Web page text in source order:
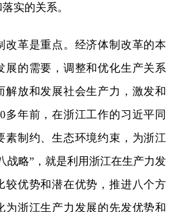
实的关系。
革是重点。经济体制改革的本
展的需要，调整和优化生产关系
解放和发展社会生产力，激发和
多年前，在浙江工作的习近平同
素制约、生态环境约束，为浙江
战略”，就是利用浙江在生产力发
较优势和潜在优势，推进八个方
为浙江生产力发展的先发优势和